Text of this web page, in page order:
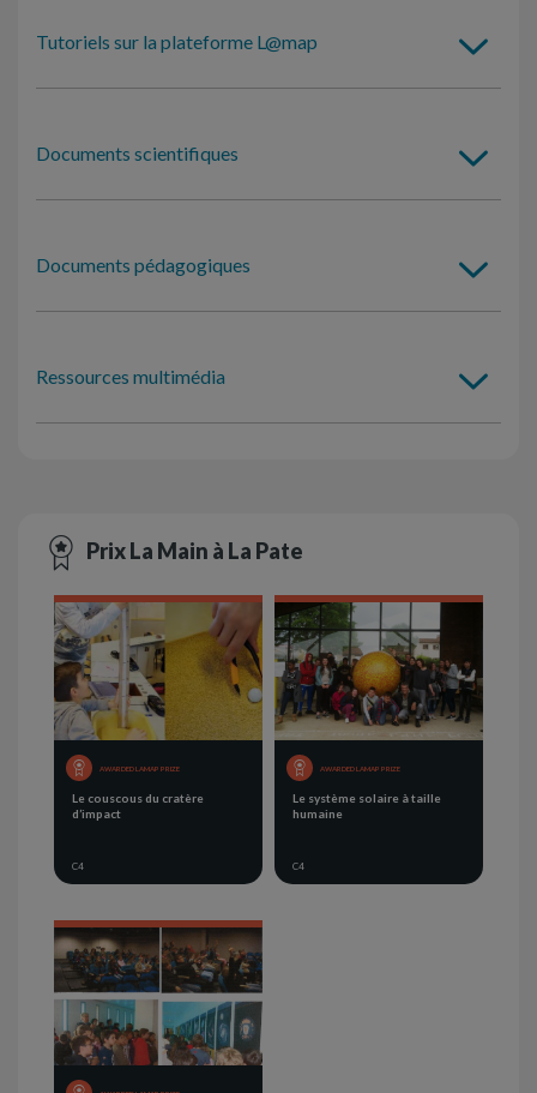
Tutoriels sur la plateforme L@map
Documents scientifiques
Documents pédagogiques
Ressources multimédia
Prix La Main à La Pate
AWARDED LAMAP PRIZE
Le couscous du cratère
d’impact
C4
AWARDED LAMAP PRIZE
Le système solaire à taille
humaine
C4